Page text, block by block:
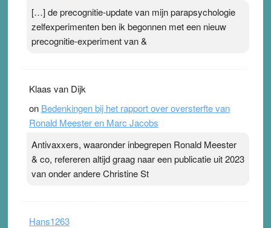
[…] de precognitie-update van mijn parapsychologie
zelfexperimenten ben ik begonnen met een nieuw
precognitie-experiment van &
Klaas van Dijk
on Bedenkingen bij het rapport over oversterfte van
Ronald Meester en Marc Jacobs
Antivaxxers, waaronder inbegrepen Ronald Meester
& co, refereren altijd graag naar een publicatie uit 2023
van onder andere Christine St
Hans1263